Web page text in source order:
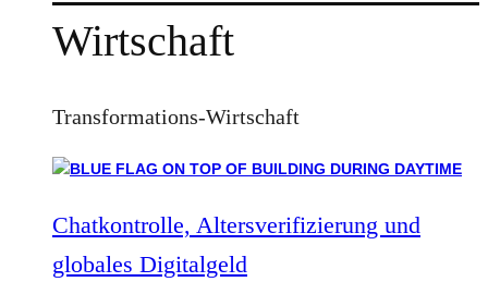
Wirtschaft
Transformations-Wirtschaft
Chatkontrolle, Altersverifizierung und
globales Digitalgeld